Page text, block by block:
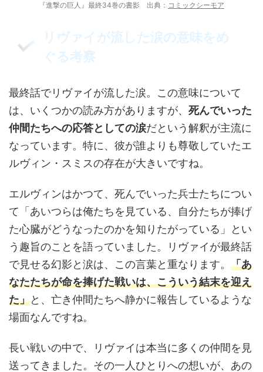
『進撃の巨人』最終34巻の書影 出典： コミックシーモア
リヴァイが流した涙の意味をめ
ぐる考察
最終話でリヴァイが流した涙。この意味について
は、いくつかの読み方がありますが、 死んでいった
仲間たちへの応答としての涙だという解釈が主流に
なっています。特に、彼が誰よりも尊敬していたエ
ルヴィン・スミスの存在が大きいですね。
エルヴィンはかつて、死んでいった兵士たちについ
て「あいつらは俺たちを見ている、自分たちが捧げ
た心臓がどうなったのかを知りたがっている」とい
う趣旨のことを語っていました。リヴァイが最終話
で見せる幻影と涙は、この言葉と重なります。 「あ
なたたちが命を捧げた戦いは、こういう結末を迎え
た」と、亡き仲間たちへ静かに報告しているような
場面なんですね。
長い戦いの中で、リヴァイは本当に多くの仲間を見
送ってきました。その一人ひとりへの想いが、あの